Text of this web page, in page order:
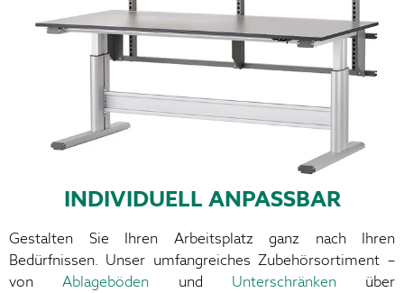
INDIVIDUELL ANPASSBAR
Gestalten Sie Ihren Arbeitsplatz ganz nach Ihren
Bedürfnissen. Unser umfangreiches Zubehörsortiment –
vonAblageböden und Unterschränkenüber